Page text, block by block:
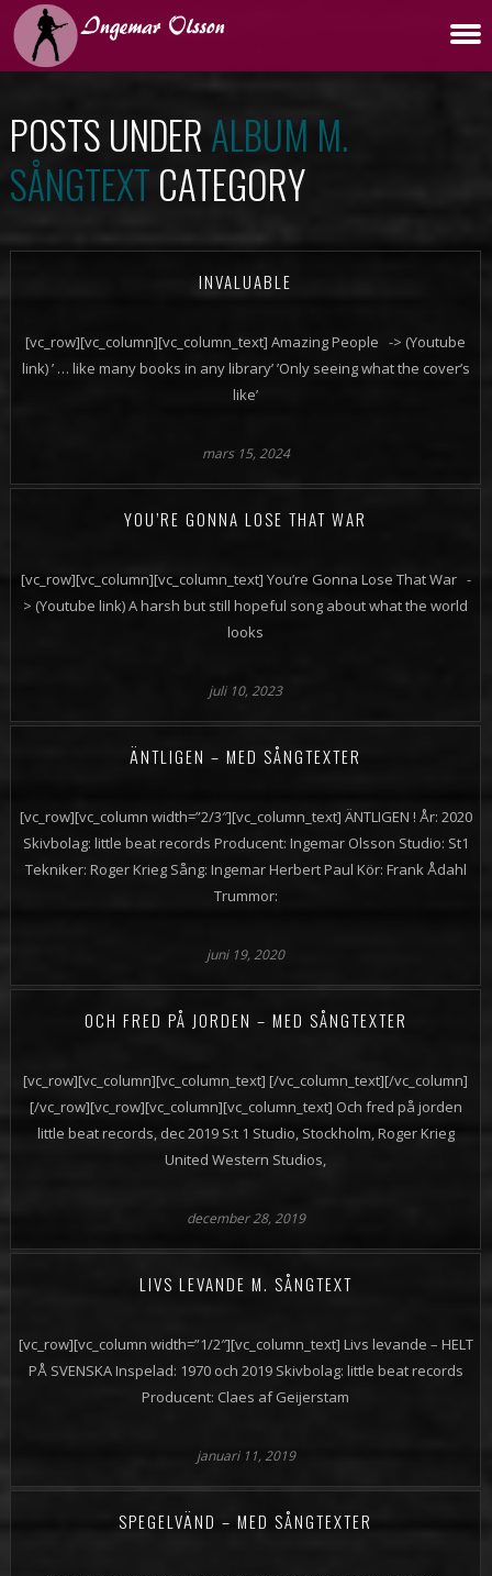
POSTS UNDERALBUM M.
SÅNGTEXTCATEGORY
INVALUABLE
[vc_row][vc_column][vc_column_text] Amazing People -> (Youtube
link) ’ … like many books in any library’ ’Only seeing what the cover’s
like’
mars 15, 2024
YOU’RE GONNA LOSE THAT WAR
[vc_row][vc_column][vc_column_text] You’re Gonna Lose That War -
> (Youtube link) A harsh but still hopeful song about what the world
looks
juli 10, 2023
ÄNTLIGEN – MED SÅNGTEXTER
[vc_row][vc_column width=”2/3″][vc_column_text] ÄNTLIGEN ! År: 2020
Skivbolag: little beat records Producent: Ingemar Olsson Studio: St1
Tekniker: Roger Krieg Sång: Ingemar Herbert Paul Kör: Frank Ådahl
Trummor:
juni 19, 2020
OCH FRED PÅ JORDEN – MED SÅNGTEXTER
[vc_row][vc_column][vc_column_text] [/vc_column_text][/vc_column]
[/vc_row][vc_row][vc_column][vc_column_text] Och fred på jorden
little beat records, dec 2019 S:t 1 Studio, Stockholm, Roger Krieg
United Western Studios,
december 28, 2019
LIVS LEVANDE M. SÅNGTEXT
[vc_row][vc_column width=”1/2″][vc_column_text] Livs levande – HELT
PÅ SVENSKA Inspelad: 1970 och 2019 Skivbolag: little beat records
Producent: Claes af Geijerstam
januari 11, 2019
SPEGELVÄND – MED SÅNGTEXTER